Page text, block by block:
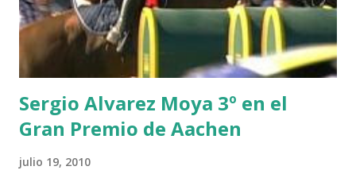
TOPINAMBOUR -LEPREVOST 7 WISCONSIN 111 -MOYA 8
INTERTOY Z - BRASH 9 HERALD –CORDON 10 SELDANA
DI CAMPALTO -SHARBATLY Vuelta Triunfal... el ganador
del Gran Premio en su vuelta de honor
Sergio Alvarez Moya 3º en el
Gran Premio de Aachen
julio 19, 2010